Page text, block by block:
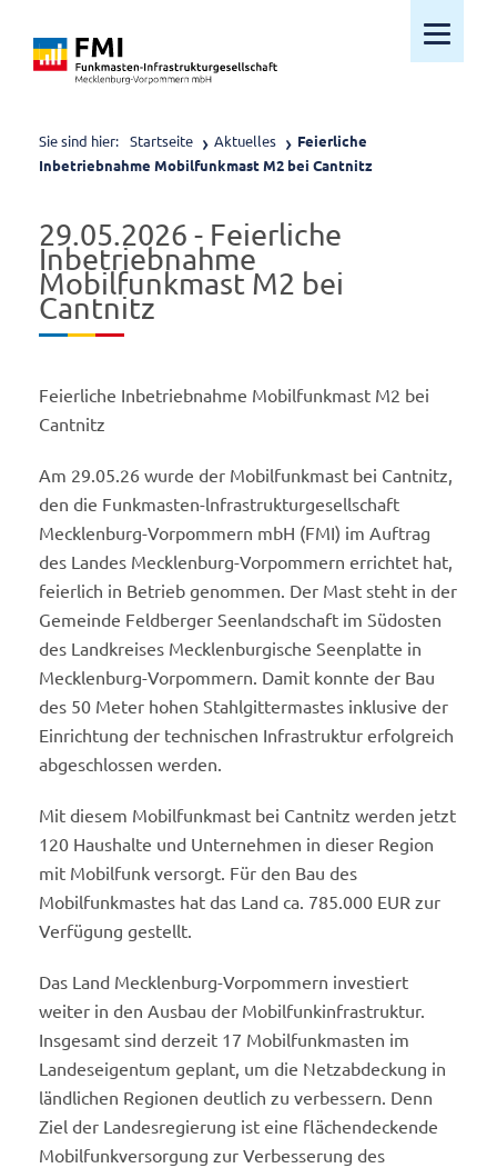
Mobiles
Sie sind hier: Startseite Aktuelles
Feierliche
Inbetriebnahme Mobilfunkmast M2 bei Cantnitz
29.05.2026 - Feierliche
Inbetriebnahme
Mobilfunkmast M2 bei
Cantnitz
Feierliche Inbetriebnahme Mobilfunkmast M2 bei
Cantnitz
Am 29.05.26 wurde der Mobilfunkmast bei Cantnitz,
den die Funkmasten-lnfrastrukturgesellschaft
Mecklenburg-Vorpommern mbH (FMI) im Auftrag
des Landes Mecklenburg-Vorpommern errichtet hat,
feierlich in Betrieb genommen. Der Mast steht in der
Gemeinde Feldberger Seenlandschaft im Südosten
des Landkreises Mecklenburgische Seenplatte in
Mecklenburg-Vorpommern. Damit konnte der Bau
des 50 Meter hohen Stahlgittermastes inklusive der
Einrichtung der technischen Infrastruktur erfolgreich
abgeschlossen werden.
Mit diesem Mobilfunkmast bei Cantnitz werden jetzt
120 Haushalte und Unternehmen in dieser Region
mit Mobilfunk versorgt. Für den Bau des
Mobilfunkmastes hat das Land ca. 785.000 EUR zur
Verfügung gestellt.
Das Land Mecklenburg-Vorpommern investiert
weiter in den Ausbau der Mobilfunkinfrastruktur.
Insgesamt sind derzeit 17 Mobilfunkmasten im
Landeseigentum geplant, um die Netzabdeckung in
ländlichen Regionen deutlich zu verbessern. Denn
Ziel der Landesregierung ist eine flächendeckende
Mobilfunkversorgung zur Verbesserung des